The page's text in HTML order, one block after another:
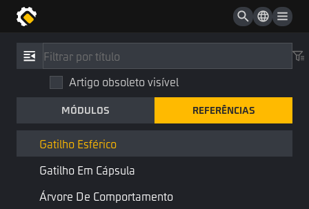
Artigo obsoleto visível
MÓDULOS REFERÊNCIAS
Esqueleto
UI De RayCast Da Câmera
Tambor De Cor
Gatilho Esférico
Gatilho Em Cápsula
Árvore De Comportamento
Referências / Tipo
Gatilho Esférico
SphereTrigger
Nível do objeto
Combinar: Personalizar Gatilho